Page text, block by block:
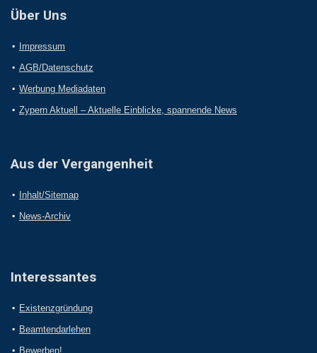
Über Uns
Impressum
AGB/Datenschutz
Werbung Mediadaten
Zypern Aktuell – Aktuelle Einblicke, spannende News
Aus der Vergangenheit
Inhalt/Sitemap
News-Archiv
Interessantes
Existenzgründung
Beamtendarlehen
Bewerben!